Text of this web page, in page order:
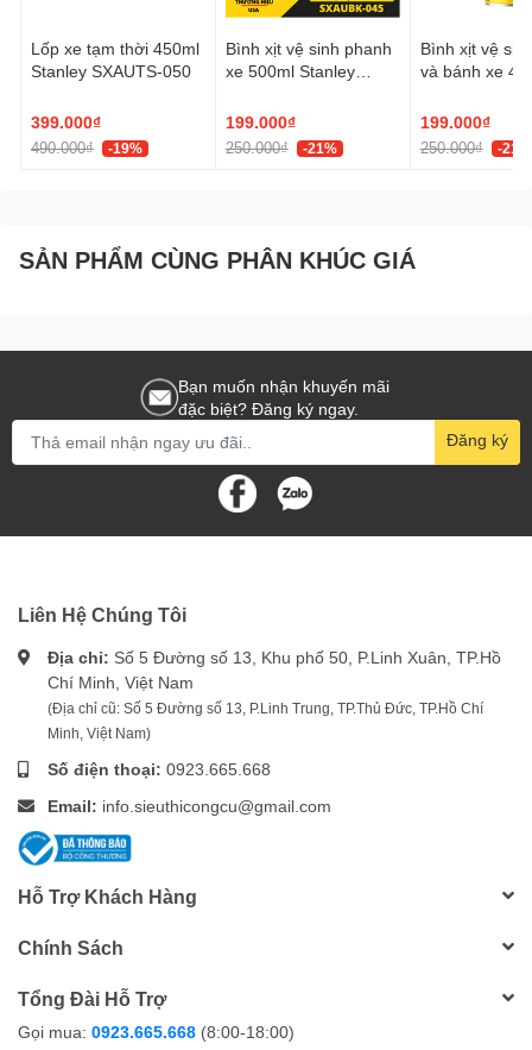
Lốp xe tạm thời 450ml
Stanley SXAUTS-050
399.000₫
490.000₫ -19%
Bình xịt vệ sinh phanh
xe 500ml Stanley
199.000₫
250.000₫ -21%
Bình xịt vệ
và bánh xe
199.000₫
250.000₫ -21%
SẢN PHẨM CÙNG PHÂN KHÚC GIÁ
Bạn muốn nhận khuyến mãi
đặc biệt? Đăng ký ngay.
Đăng ký
Liên Hệ Chúng Tôi
Địa chỉ: Số 5 Đường số 13, Khu phố 50, P.Linh Xuân, TP.Hồ
Chí Minh, Việt Nam
(Địa chỉ cũ: Số 5 Đường số 13, P.Linh Trung, TP.Thủ Đức, TP.Hồ Chí
Minh, Việt Nam)
Số điện thoại: 0923.665.668
Email: info.sieuthicongcu@gmail.com
Hỗ Trợ Khách Hàng
Chính Sách
Tổng Đài Hỗ Trợ
Gọi mua: 0923.665.668 (8:00-18:00)